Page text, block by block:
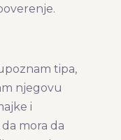
tipa,
njegovu
i
mora da